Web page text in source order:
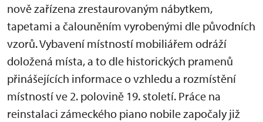
nově zařízena zrestaurovaným nábytkem,
tapetami a čalouněním vyrobenými dle původních
vzorů. Vybavení místností mobiliářem odráží
doložená místa, a to dle historických pramenů
přinášejících informace o vzhledu a rozmístění
místností ve 2. polovině 19. století. Práce na
reinstalaci zámeckého piano nobile započaly již